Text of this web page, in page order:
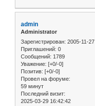
admin
Administrator
Зарегистрирован: 2005-11-27
Приглашений: 0
Сообщений: 1789
Уважение: [+0/-0]
Позитив: [+0/-0]
Провел на форуме:
59 минут
Последний визит:
2025-03-29 16:42:42